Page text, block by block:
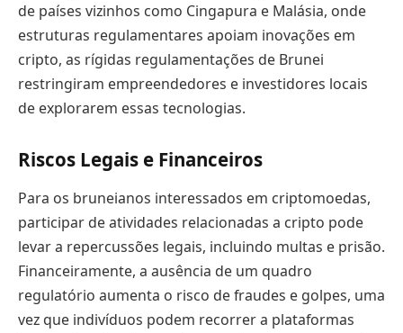
de países vizinhos como Cingapura e Malásia, onde
estruturas regulamentares apoiam inovações em
cripto, as rígidas regulamentações de Brunei
restringiram empreendedores e investidores locais
de explorarem essas tecnologias.
Riscos Legais e Financeiros
Para os bruneianos interessados em criptomoedas,
participar de atividades relacionadas a cripto pode
levar a repercussões legais, incluindo multas e prisão.
Financeiramente, a ausência de um quadro
regulatório aumenta o risco de fraudes e golpes, uma
vez que indivíduos podem recorrer a plataformas